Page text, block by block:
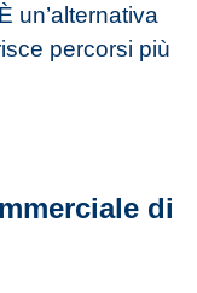
un’alternativa
percorsi più
di